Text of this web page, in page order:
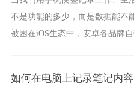
不是功能的多少，而是数据能不
被困在iOS生态中，安卓各品牌
如何在电脑上记录笔记内